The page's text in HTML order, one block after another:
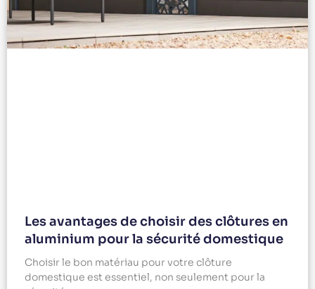
Les avantages de choisir des clôtures en
aluminium pour la sécurité domestique
Choisir le bon matériau pour votre clôture
domestique est essentiel, non seulement pour la